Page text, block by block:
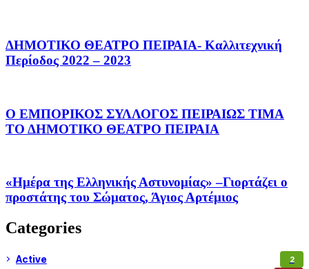
ΔΗΜΟΤΙΚΟ ΘΕΑΤΡΟ ΠΕΙΡΑΙΑ- Καλλιτεχνική
Περίοδος 2022 – 2023
Ο ΕΜΠΟΡΙΚΟΣ ΣΥΛΛΟΓΟΣ ΠΕΙΡΑΙΩΣ ΤΙΜΑ
ΤΟ ΔΗΜΟΤΙΚΟ ΘΕΑΤΡΟ ΠΕΙΡΑΙΑ
«Ημέρα της Ελληνικής Αστυνομίας» –Γιορτάζει ο
προστάτης του Σώματος, Άγιος Αρτέμιος
Categories
Active 2